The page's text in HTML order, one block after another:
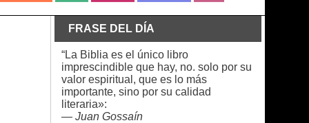
FRASE DEL DÍA
“La Biblia es el único libro
imprescindible que hay, no. solo por su
valor espiritual, que es lo más
importante, sino por su calidad
literaria»:
— Juan Gossaín